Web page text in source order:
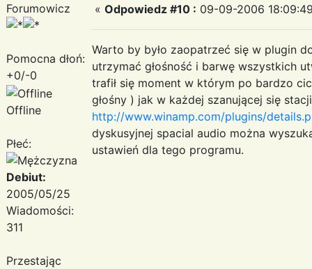
Forumowicz
Pomocna dłoń:
+0/-0
Offline
Płeć:
Debiut:
2005/05/25
Wiadomości:
311
Przestając
« Odpowiedz #10 : 09-09-2006
Warto by było zaopatrzeć się w plugin
utrzymać głośność i barwę wszystkich
trafił się moment w którym po bardzo
głośny ) jak w każdej szanującej się
http://www.winamp.com/plugins/
dyskusyjnej spacial audio można
ustawień dla tego programu.